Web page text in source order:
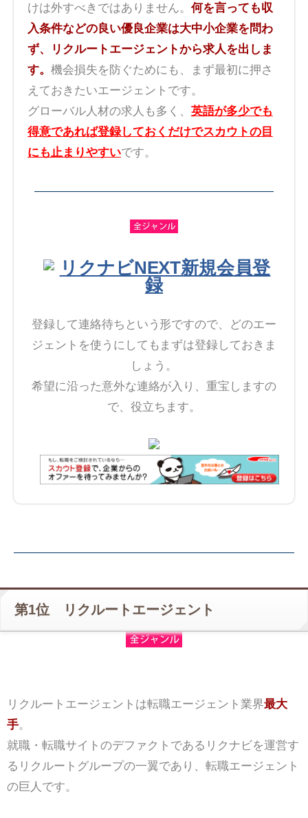
けは外すべきではありません。 何を言っても収
入条件などの良い優良企業は大中小企業を問わ
ず、リクルートエージェントから求人を出しま
す。 機会損失を防ぐためにも、まず最初に押さ
えておきたいエージェントです。
グローバル人材の求人も多く、 英語が多少でも
得意であれば登録しておくだけでスカウトの目
にも止まりやすいです。
リクナビNEXT新規会員登
録
登録して連絡待ちという形ですので、どのエー
ジェントを使うにしてもまずは登録しておきま
しょう。
希望に沿った意外な連絡が入り、重宝しますの
で、役立ちます。
第1位 リクルートエージェント
リクルートエージェントは転職エージェント業界最大
手。
就職・転職サイトのデファクトであるリクナビを運営す
るリクルートグループの一翼であり、転職エージェント
の巨人です。